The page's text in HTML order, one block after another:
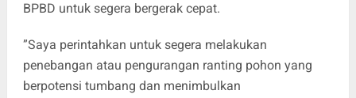
BPBD untuk segera bergerak cepat.
​”Saya perintahkan untuk segera melakukan
penebangan atau pengurangan ranting pohon yang
berpotensi tumbang dan menimbulkan